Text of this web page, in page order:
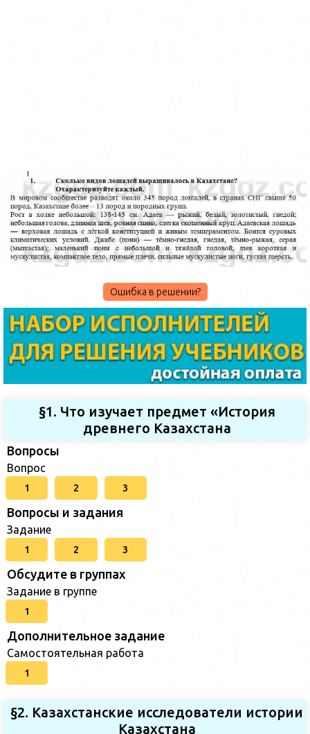
Ошибка в решении?
§1. Что изучает предмет «История
древнего Казахстана
Вопросы
Вопрос
1 2 3
Вопросы и задания
Задание
1 2 3
Обсудите в группах
Задание в группе
1
Дополнительное задание
Самостоятельная работа
1
§2. Казахстанские исследователи истории
Казахстана